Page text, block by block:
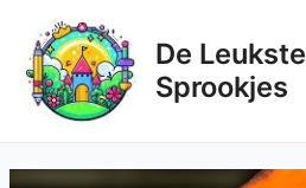
inhoud
De Leukste
Sprookjes